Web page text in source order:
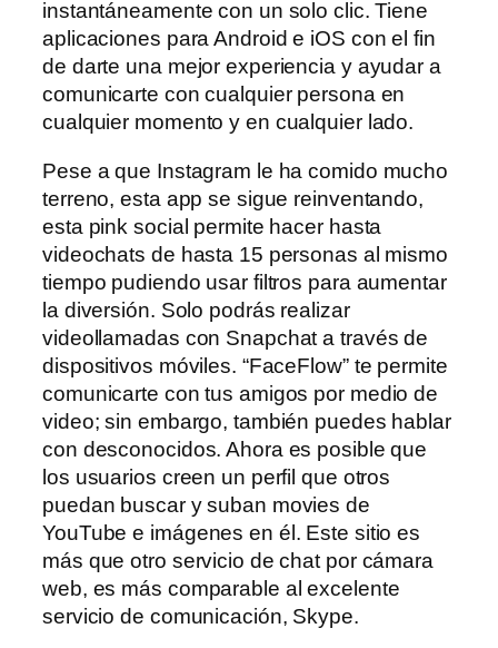
instantáneamente con un solo clic. Tiene
aplicaciones para Android e iOS con el fin
de darte una mejor experiencia y ayudar a
comunicarte con cualquier persona en
cualquier momento y en cualquier lado.
Pese a que Instagram le ha comido mucho
terreno, esta app se sigue reinventando,
esta pink social permite hacer hasta
videochats de hasta 15 personas al mismo
tiempo pudiendo usar filtros para aumentar
la diversión. Solo podrás realizar
videollamadas con Snapchat a través de
dispositivos móviles. “FaceFlow” te permite
comunicarte con tus amigos por medio de
video; sin embargo, también puedes hablar
con desconocidos. Ahora es posible que
los usuarios creen un perfil que otros
puedan buscar y suban movies de
YouTube e imágenes en él. Este sitio es
más que otro servicio de chat por cámara
web, es más comparable al excelente
servicio de comunicación, Skype.